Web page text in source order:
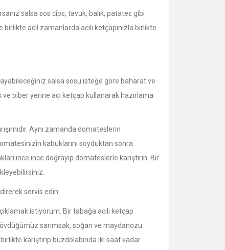
salsa sos cips, tavuk, balık, patates gibi
acil zamanlarda acılı ketçapınızla birlikte
salsa sosu isteğe göre baharat ve
biber yerine acı ketçap kullanarak hazırlama
Aynı zamanda domateslerin
kabuklarını soyduktan sonra
ince ince doğrayıp domateslerle karıştırın. Bir
servis edin.
istiyorum. Bir tabağa acılı ketçap
sarımsak, soğan ve maydanozu
karıştırıp buzdolabında iki saat kadar